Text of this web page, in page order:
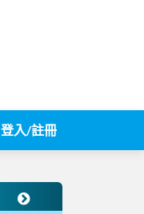
登入/註冊